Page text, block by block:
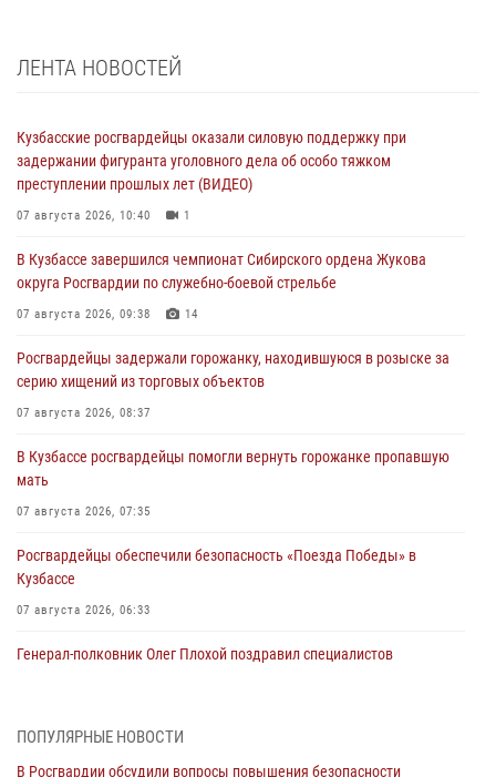
ЛЕНТА НОВОСТЕЙ
Кузбасские росгвардейцы оказали силовую поддержку при
задержании фигуранта уголовного дела об особо тяжком
преступлении прошлых лет (ВИДЕО)
07 августа 2026, 10:40 1
В Кузбассе завершился чемпионат Сибирского ордена Жукова
округа Росгвардии по служебно-боевой стрельбе
07 августа 2026, 09:38 14
Росгвардейцы задержали горожанку, находившуюся в розыске за
серию хищений из торговых объектов
07 августа 2026, 08:37
В Кузбассе росгвардейцы помогли вернуть горожанке пропавшую
мать
07 августа 2026, 07:35
Росгвардейцы обеспечили безопасность «Поезда Победы» в
Кузбассе
07 августа 2026, 06:33
Генерал-полковник Олег Плохой поздравил специалистов
07 августа 2026, 05:32
ПОПУЛЯРНЫЕ НОВОСТИ
В Росгвардии обсудили вопросы повышения безопасности